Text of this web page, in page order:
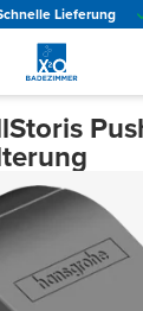
Lieferung